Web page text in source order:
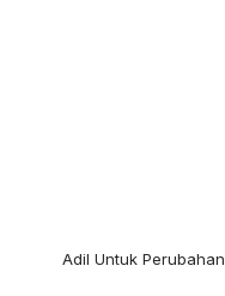
Adil Untuk Perubahan